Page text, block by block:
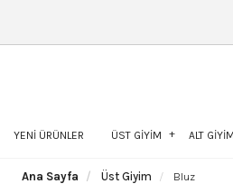
ÜCRETSİZ
YENİ ÜRÜNLER ÜST GİYİM ALT GİYİM
Ana Sayfa Üst Giyim Bluz